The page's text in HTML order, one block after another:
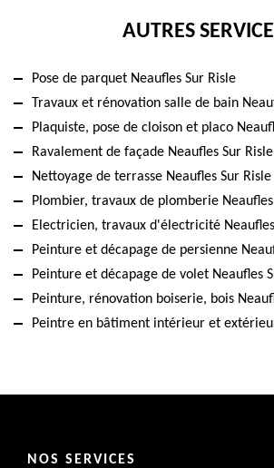
AUTRES
Pose de parquet Neaufles Sur Risle
Travaux et rénovation salle de bain
Plaquiste, pose de cloison et placo
Ravalement de façade Neaufles Sur Risle
Nettoyage de terrasse Neaufles Sur Risle
Plombier, travaux de plomberie
Electricien, travaux d'électricité
Peinture et décapage de persienne
Peinture et décapage de volet Neaufles
Peinture, rénovation boiserie, bois
Peintre en bâtiment intérieur et
NOS SERVICES